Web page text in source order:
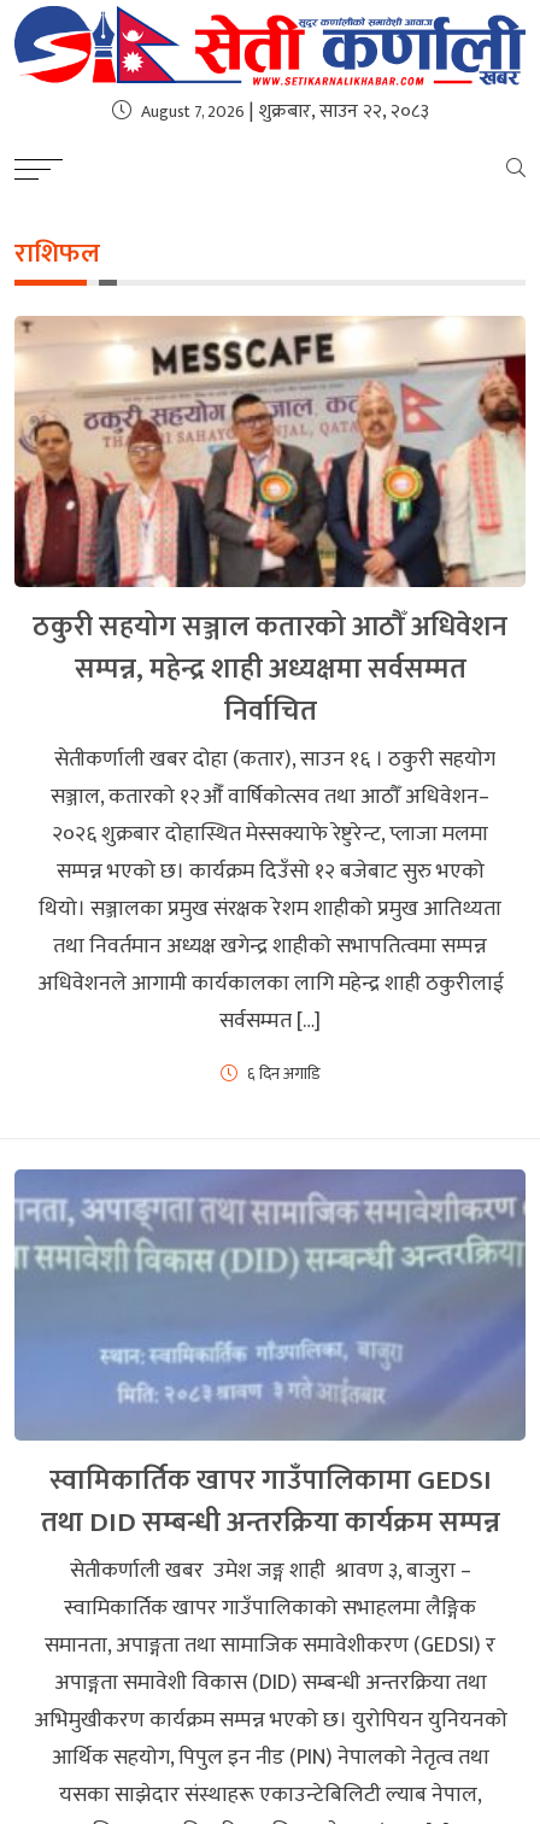
August 7, 2026 | शुक्रबार, साउन २२, २०८३
राशिफल
ठकुरी सहयोग सञ्जाल कतारको आठौँ अधिवेशन
सम्पन्न, महेन्द्र शाही अध्यक्षमा सर्वसम्मत
निर्वाचित
सेतीकर्णाली खबर दोहा (कतार), साउन १६ । ठकुरी सहयोग
सञ्जाल, कतारको १२औँ वार्षिकोत्सव तथा आठौँ अधिवेशन–
२०२६ शुक्रबार दोहास्थित मेस्सक्याफे रेष्टुरेन्ट, प्लाजा मलमा
सम्पन्न भएको छ। कार्यक्रम दिउँसो १२ बजेबाट सुरु भएको
थियो। सञ्जालका प्रमुख संरक्षक रेशम शाहीको प्रमुख आतिथ्यता
तथा निवर्तमान अध्यक्ष खगेन्द्र शाहीको सभापतित्वमा सम्पन्न
अधिवेशनले आगामी कार्यकालका लागि महेन्द्र शाही ठकुरीलाई
सर्वसम्मत […]
६ दिन अगाडि
स्वामिकार्तिक खापर गाउँपालिकामा GEDSI
तथा DID सम्बन्धी अन्तरक्रिया कार्यक्रम सम्पन्न
सेतीकर्णाली खबर उमेश जङ्ग शाही श्रावण ३, बाजुरा –
स्वामिकार्तिक खापर गाउँपालिकाको सभाहलमा लैङ्गिक
समानता, अपाङ्गता तथा सामाजिक समावेशीकरण (GEDSI) र
अपाङ्गता समावेशी विकास (DID) सम्बन्धी अन्तरक्रिया तथा
अभिमुखीकरण कार्यक्रम सम्पन्न भएको छ। युरोपियन युनियनको
आर्थिक सहयोग, पिपुल इन नीड (PIN) नेपालको नेतृत्व तथा
यसका साझेदार संस्थाहरू एकाउन्टेबिलिटी ल्याब नेपाल,